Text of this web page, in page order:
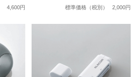
4,600円
標準価格（税別）
2,000円